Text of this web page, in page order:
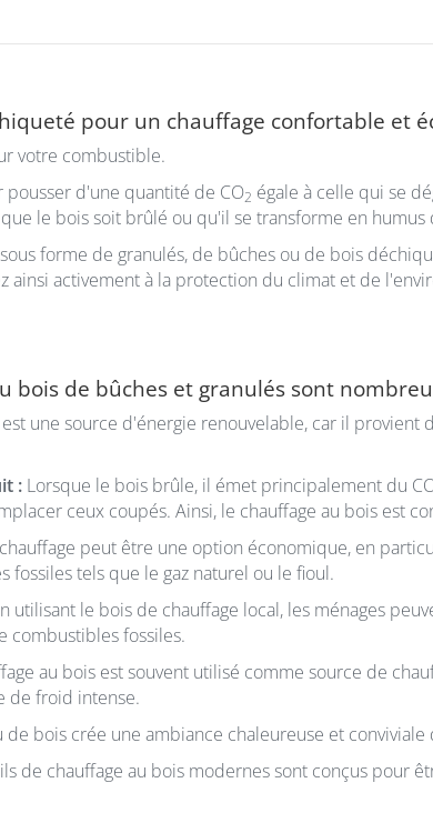
pour un chauffage confortable et
votre combustible.
pousser d'une quantité de CO2 égale à celle qui se
le bois soit brûlé ou qu'il se transforme en humus
forme de granulés, de bûches ou de bois
ainsi activement à la protection du climat et de
bois de bûches et granulés sont
une source d'énergie renouvelable, car il
: Lorsque le bois brûle, il émet principalement du
ceux coupés. Ainsi, le chauffage au bois est
peut être une option économique, en
fossiles tels que le gaz naturel ou le fioul.
utilisant le bois de chauffage local, les ménages
combustibles fossiles.
au bois est souvent utilisé comme source de
de froid intense.
de bois crée une ambiance chaleureuse et
de chauffage au bois modernes sont conçus pour